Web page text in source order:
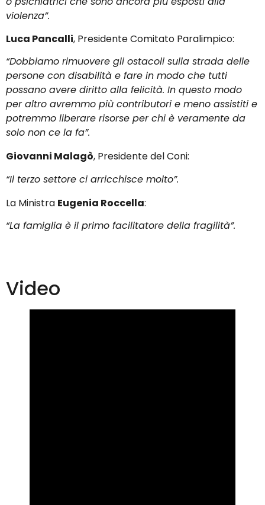
violenza”.
Luca Pancalli, Presidente Comitato Paralimpico:
“Dobbiamo rimuovere gli ostacoli sulla strada delle
persone con disabilità e fare in modo che tutti
possano avere diritto alla felicità. In questo modo
per altro avremmo più contributori e meno assistiti e
potremmo liberare risorse per chi è veramente da
solo non ce la fa”.
Giovanni Malagò, Presidente del Coni:
“Il terzo settore ci arricchisce molto”.
La Ministra Eugenia Roccella:
“La famiglia è il primo facilitatore della fragilità”.
Video